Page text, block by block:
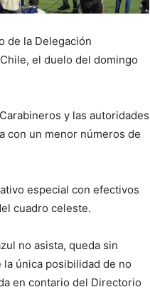
de la Delegación
el duelo del domingo
y las autoridades
con un menor números de
especial con efectivos
cuadro celeste.
no asista, queda sin
única posibilidad de no
en contario del Directorio